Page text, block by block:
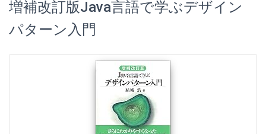
増補改訂版Java言語で学ぶデザイン
パターン入門